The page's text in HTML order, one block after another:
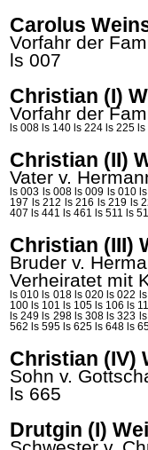
Carolus
Vorfahr der
ls 007
Christian (I)
Vorfahr der
ls 008 ls 140 ls 224 ls 225
Christian (II)
Vater v.
ls 003 ls 008 ls 009 ls 010
197 ls 212 ls 216 ls 219 ls
407 ls 441 ls 461 ls 511 ls
Christian (III)
Bruder v.
Verheiratet mit
ls 010 ls 018 ls 020 ls 022
100 ls 101 ls 105 ls 106 ls
ls 249 ls 298 ls 308 ls 323
562 ls 595 ls 625 ls 648 ls
Christian (IV)
Sohn v.
ls 665
Drutgin (I)